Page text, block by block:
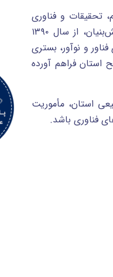
تحقیقات و فناوری
است که به‌عنوان یکی از نهادهای پیشرو در توسعه اقتصاد دانش‌بنیان، از سال ۱۳۹۰
و نوآور، بستری
استان فراهم آورده
استان، مأموریت
فناوری باشد.